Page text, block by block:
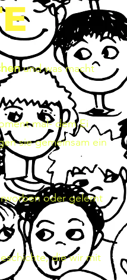
und was macht
mal- dem Ei
sie gemeinsam ein
oder gelernt
die wir mit